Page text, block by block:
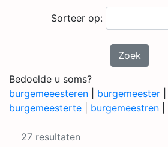
Sorteer op:
Zoek
Bedoelde u soms?
burgemeeesteren
burgemeester
burgemeesterte
burgemeestren
27 resultaten